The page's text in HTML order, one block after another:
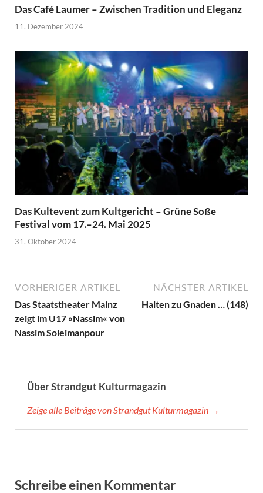
Das Café Laumer – Zwischen Tradition und Eleganz
11. Dezember 2024
Das Kultevent zum Kultgericht – Grüne Soße
Festival vom 17.–24. Mai 2025
31. Oktober 2024
VORHERIGER ARTIKEL
Das Staatstheater Mainz
zeigt im U17 »Nassim« von
Nassim Soleimanpour
NÄCHSTER ARTIKEL
Halten zu Gnaden … (148)
Über Strandgut Kulturmagazin
Zeige alle Beiträge von Strandgut Kulturmagazin →
Schreibe einen Kommentar